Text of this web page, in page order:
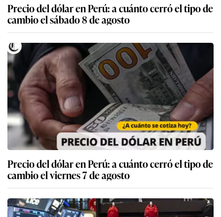
Precio del dólar en Perú: a cuánto cerró el tipo de
cambio el sábado 8 de agosto
Precio del dólar en Perú: a cuánto cerró el tipo de
cambio el viernes 7 de agosto